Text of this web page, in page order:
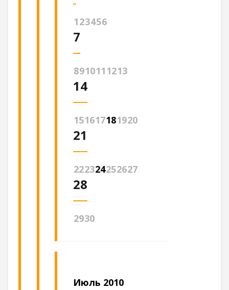
123456
7
8910111213
14
151617181920
21
222324252627
28
2930
Июль 2010